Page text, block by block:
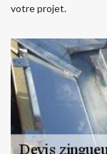
votre projet.